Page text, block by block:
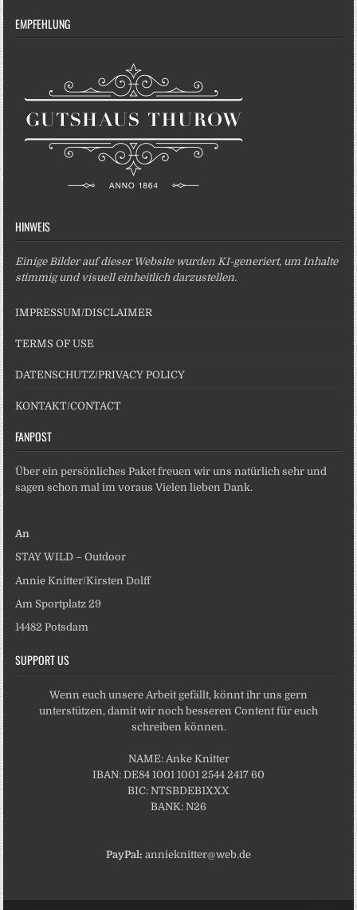
EMPFEHLUNG
HINWEIS
Einige Bilder auf dieser Website wurden KI-generiert, um Inhalte
stimmig und visuell einheitlich darzustellen.
IMPRESSUM/DISCLAIMER
TERMS OF USE
DATENSCHUTZ/PRIVACY POLICY
KONTAKT/CONTACT
FANPOST
Über ein persönliches Paket freuen wir uns natürlich sehr und
sagen schon mal im voraus Vielen lieben Dank.
An
STAY WILD – Outdoor
Annie Knitter/Kirsten Dolff
Am Sportplatz 29
14482 Potsdam
SUPPORT US
Wenn euch unsere Arbeit gefällt, könnt ihr uns gern
unterstützen, damit wir noch besseren Content für euch
schreiben können.
NAME: Anke Knitter
IBAN: DE84 1001 1001 2544 2417 60
BIC: NTSBDEB1XXX
BANK: N26
PayPal: annieknitter@web.de